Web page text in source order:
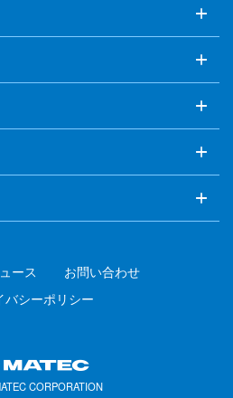
ース
お問い合わせ
バシーポリシー
CORPORATION